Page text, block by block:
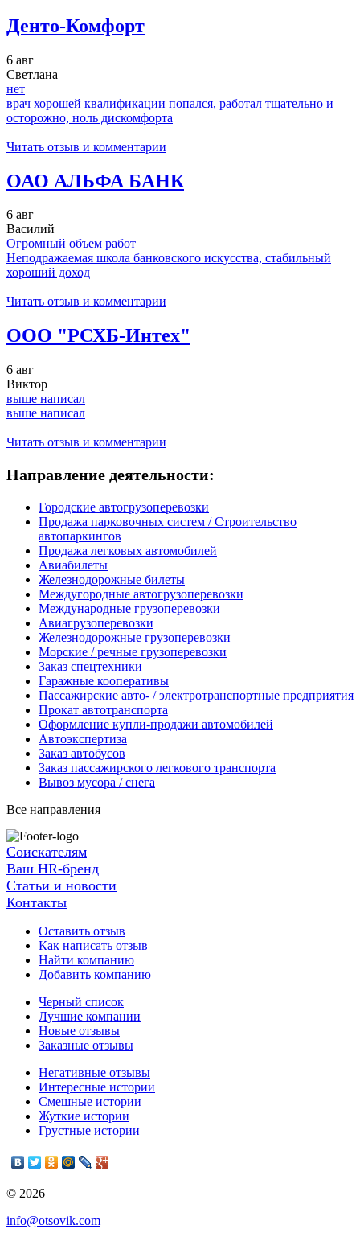
Денто-Комфорт
6 авг
Светлана
нет
врач хорошей квалификации попался, работал тщательно и
осторожно, ноль дискомфорта
Читать отзыв и комментарии
ОАО АЛЬФА БАНК
6 авг
Василий
Огромный объем работ
Неподражаемая школа банковского искусства, стабильный
хороший доход
Читать отзыв и комментарии
ООО "РСХБ-Интех"
6 авг
Виктор
выше написал
выше написал
Читать отзыв и комментарии
Направление деятельности:
Городские автогрузоперевозки
Продажа парковочных систем / Строительство
автопаркингов
Продажа легковых автомобилей
Авиабилеты
Железнодорожные билеты
Междугородные автогрузоперевозки
Международные грузоперевозки
Авиагрузоперевозки
Железнодорожные грузоперевозки
Морские / речные грузоперевозки
Заказ спецтехники
Гаражные кооперативы
Пассажирские авто- / электротранспортные предприятия
Прокат автотранспорта
Оформление купли-продажи автомобилей
Автоэкспертиза
Заказ автобусов
Заказ пассажирского легкового транспорта
Вывоз мусора / снега
Все направления
Соискателям
Ваш HR-бренд
Статьи и новости
Контакты
Оставить отзыв
Как написать отзыв
Найти компанию
Добавить компанию
Черный список
Лучшие компании
Новые отзывы
Заказные отзывы
Негативные отзывы
Интересные истории
Смешные истории
Жуткие истории
Грустные истории
© 2026
info@otsovik.com